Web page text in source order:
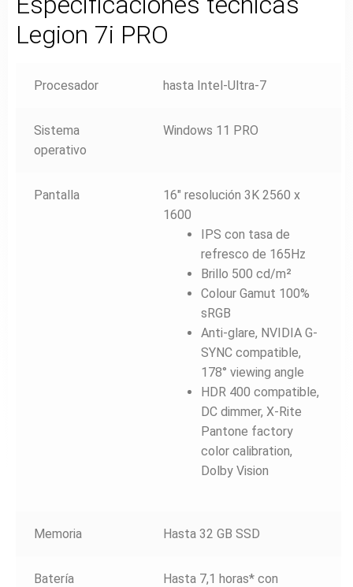
Legion 7i PRO
Procesador hasta Intel-Ultra-7
Sistema
operativo
Windows 11 PRO
Pantalla
16″ resolución 3K 2560 x
1600
IPS con tasa de
refresco de 165Hz
Brillo 500 cd/m²
Colour Gamut 100%
sRGB
Anti-glare, NVIDIA G-
SYNC compatible,
178° viewing angle
HDR 400 compatible,
DC dimmer, X-Rite
Pantone factory
color calibration,
Dolby Vision
Memoria Hasta 32 GB SSD
Batería
Hasta 7,1 horas* con